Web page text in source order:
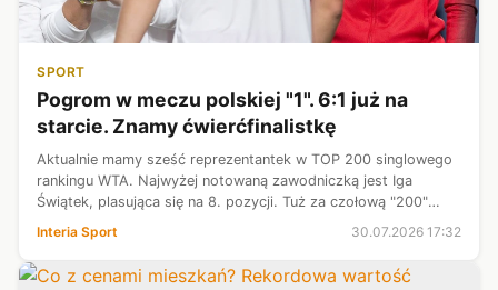
SPORT
Pogrom w meczu polskiej "1". 6:1 już na
starcie. Znamy ćwierćfinalistkę
Aktualnie mamy sześć reprezentantek w TOP 200 singlowego
rankingu WTA. Najwyżej notowaną zawodniczką jest Iga
Świątek, plasująca się na 8. pozycji. Tuż za czołową "200"
znajduje się Linda Klimovicova - obecnie 206. rakieta świata,
ale już niebawem mo...
Interia Sport 30.07.2026 17:32